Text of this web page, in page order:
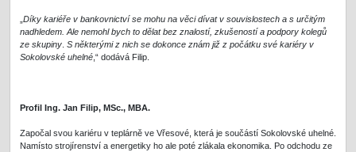
„Díky kariéře v bankovnictví se mohu na věci dívat v souvislostech a s určitým
nadhledem. Ale nemohl bych to dělat bez znalostí, zkušeností a podpory kolegů
ze skupiny. S některými z nich se dokonce znám již z počátku své kariéry v
Sokolovské uhelné,“ dodává Filip.
Profil Ing. Jan Filip, MSc., MBA.
Započal svou kariéru v teplárně ve Vřesové, která je součástí Sokolovské uhelné.
Namísto strojírenství a energetiky ho ale poté zlákala ekonomika. Po odchodu ze